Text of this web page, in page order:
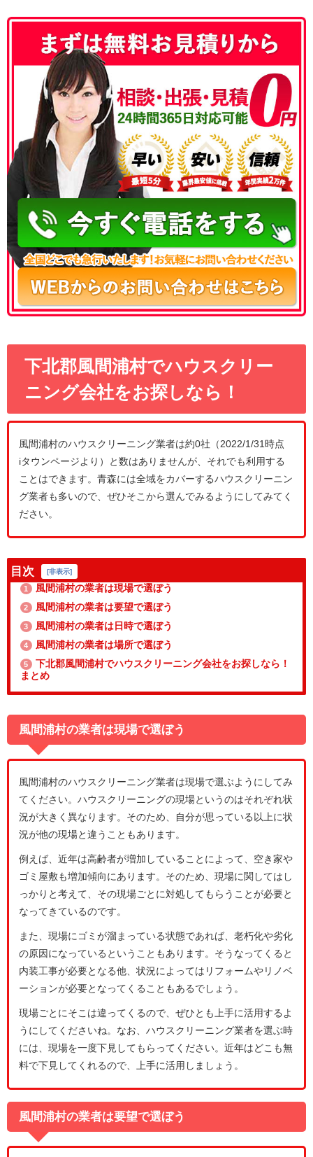
050-3177-5687
下北郡風間浦村でハウスクリー
ニング会社をお探しなら！
風間浦村のハウスクリーニング業者は約0社（2022/1/31時点
iタウンページより）と数はありませんが、それでも利用する
ことはできます。青森には全域をカバーするハウスクリーニン
グ業者も多いので、ぜひそこから選んでみるようにしてみてく
ださい。
目次 [非表示]
1 風間浦村の業者は現場で選ぼう
2 風間浦村の業者は要望で選ぼう
3 風間浦村の業者は日時で選ぼう
4 風間浦村の業者は場所で選ぼう
5
下北郡風間浦村でハウスクリーニング会社をお探しなら！
まとめ
風間浦村の業者は現場で選ぼう
風間浦村のハウスクリーニング業者は現場で選ぶようにしてみ
てください。ハウスクリーニングの現場というのはそれぞれ状
況が大きく異なります。そのため、自分が思っている以上に状
況が他の現場と違うこともあります。
例えば、近年は高齢者が増加していることによって、空き家や
ゴミ屋敷も増加傾向にあります。そのため、現場に関してはし
っかりと考えて、その現場ごとに対処してもらうことが必要と
なってきているのです。
また、現場にゴミが溜まっている状態であれば、老朽化や劣化
の原因になっているということもあります。そうなってくると
内装工事が必要となる他、状況によってはリフォームやリノベ
ーションが必要となってくることもあるでしょう。
現場ごとにそこは違ってくるので、ぜひとも上手に活用するよ
うにしてくださいね。なお、ハウスクリーニング業者を選ぶ時
には、現場を一度下見してもらってください。近年はどこも無
料で下見してくれるので、上手に活用しましょう。
風間浦村の業者は要望で選ぼう